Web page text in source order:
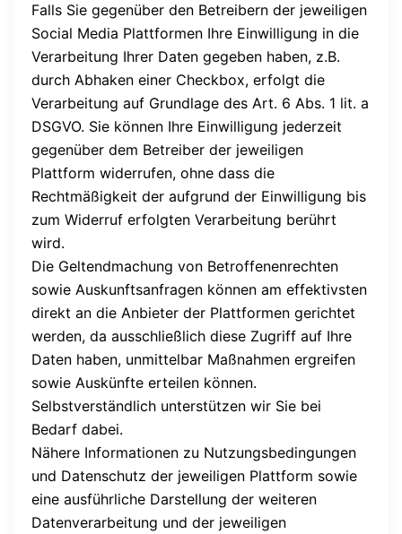
Falls Sie gegenüber den Betreibern der jeweiligen
Social Media Plattformen Ihre Einwilligung in die
Verarbeitung Ihrer Daten gegeben haben, z.B.
durch Abhaken einer Checkbox, erfolgt die
Verarbeitung auf Grundlage des Art. 6 Abs. 1 lit. a
DSGVO. Sie können Ihre Einwilligung jederzeit
gegenüber dem Betreiber der jeweiligen
Plattform widerrufen, ohne dass die
Rechtmäßigkeit der aufgrund der Einwilligung bis
zum Widerruf erfolgten Verarbeitung berührt
wird.
Die Geltendmachung von Betroffenenrechten
sowie Auskunftsanfragen können am effektivsten
direkt an die Anbieter der Plattformen gerichtet
werden, da ausschließlich diese Zugriff auf Ihre
Daten haben, unmittelbar Maßnahmen ergreifen
sowie Auskünfte erteilen können.
Selbstverständlich unterstützen wir Sie bei
Bedarf dabei.
Nähere Informationen zu Nutzungsbedingungen
und Datenschutz der jeweiligen Plattform sowie
eine ausführliche Darstellung der weiteren
Datenverarbeitung und der jeweiligen